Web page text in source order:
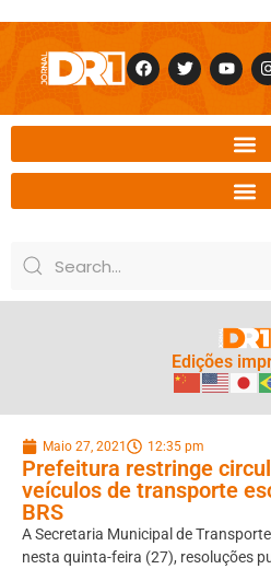
Edições
Maio 27, 2021 12:35 pm
Prefeitura restringe
veículos de transporte
BRS
A Secretaria Municipal de
nesta quinta-feira (27), resoluções